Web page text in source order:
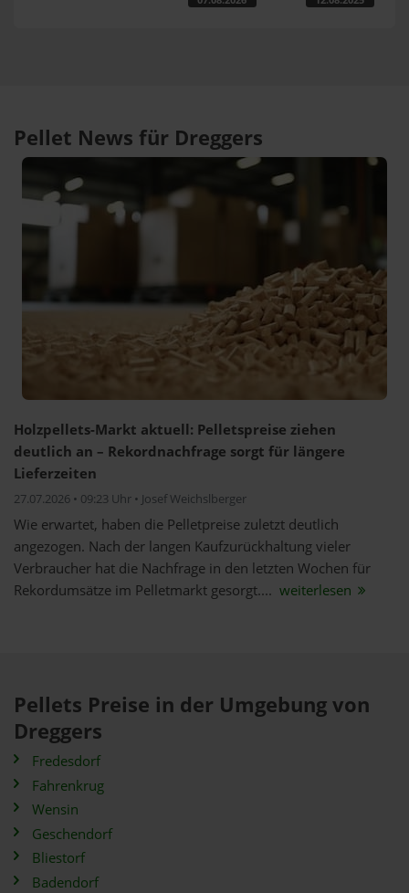
Pellet News für Dreggers
Holzpellets-Markt aktuell: Pelletspreise ziehen
deutlich an – Rekordnachfrage sorgt für längere
Lieferzeiten
27.07.2026 • 09:23 Uhr • Josef Weichslberger
Wie erwartet, haben die Pelletpreise zuletzt deutlich
angezogen. Nach der langen Kaufzurückhaltung vieler
Verbraucher hat die Nachfrage in den letzten Wochen für
Rekordumsätze im Pelletmarkt gesorgt.... weiterlesen
Pellets Preise in der Umgebung von
Dreggers
Fredesdorf
Fahrenkrug
Wensin
Geschendorf
Bliestorf
Badendorf